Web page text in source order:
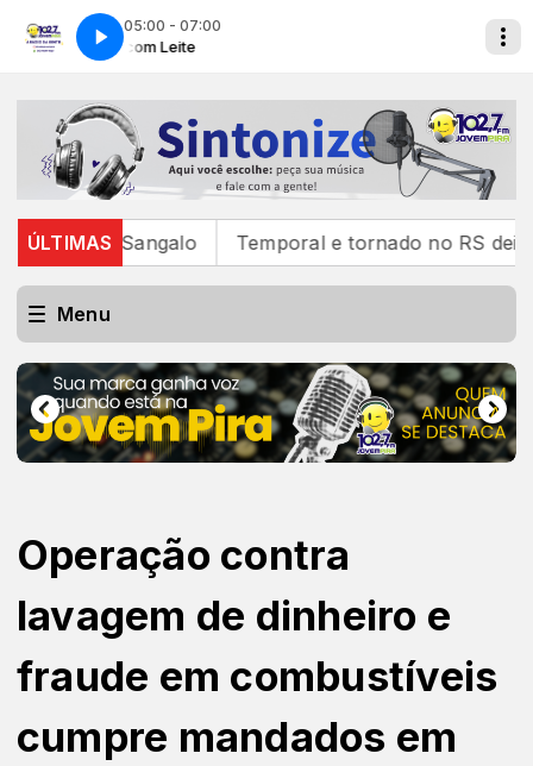
05:00 - 07:00
Café com Leite
ÚLTIMAS
Sangalo Temporal e tornado no RS deixam um
Menu
Operação contra
lavagem de dinheiro e
fraude em combustíveis
cumpre mandados em